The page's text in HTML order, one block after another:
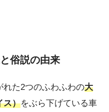
俗説の由来
れた2つのふわふわの大
ス）をぶら下げている車